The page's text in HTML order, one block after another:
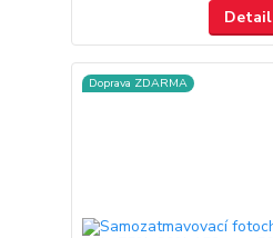
Detail
Doprava ZDARMA